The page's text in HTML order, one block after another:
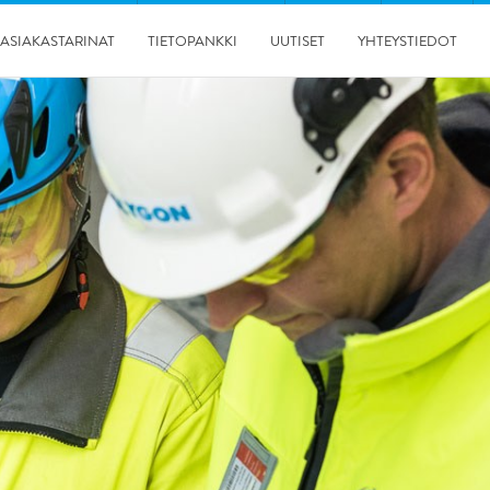
ASIAKASTARINAT
Näytä kaikki Asiakastarinat
Vesivahingot
Palovahinko
Olosuhdehallinta
Sisäilmaongelmat
Muut palvelut
TIETOPANKKI UUTISET
26.1.2026
RT 103912 ohjekortti hyvälle kosteuskartoitustavalle
YHTEYSTIEDOT